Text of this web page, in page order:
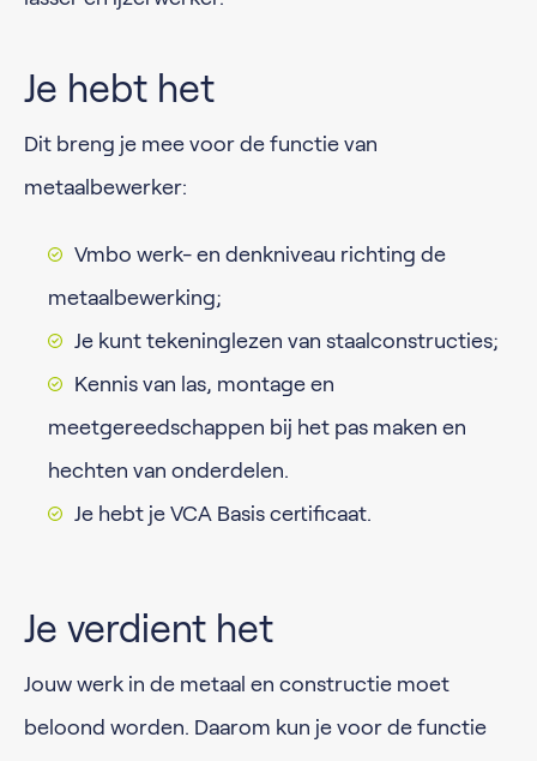
Je hebt het
Dit breng je mee voor de functie van
metaalbewerker:
Vmbo werk- en denkniveau richting de
metaalbewerking;
Je kunt tekeninglezen van staalconstructies;
Kennis van las, montage en
meetgereedschappen bij het pas maken en
hechten van onderdelen.
Je hebt je VCA Basis certificaat.
Je verdient het
Jouw werk in de metaal en constructie moet
beloond worden. Daarom kun je voor de functie